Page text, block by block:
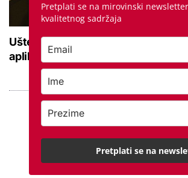
Uštedjeli smo preko 35 eura:
aplikaciju za uštede, evo kako se
Pretplati se na mirovinski
kvalitetnog sadržaja
Pretplati se na